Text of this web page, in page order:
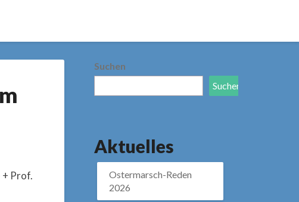
Prof.
Suchen
Suchen
Aktuelles
Ostermarsch-Reden
2026